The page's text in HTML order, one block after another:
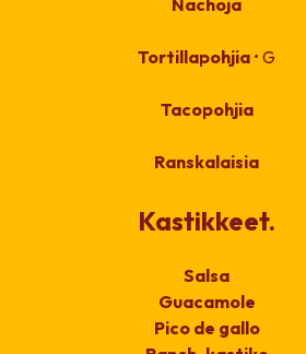
Tortillapohjia • G
Tacopohjia
Ranskalaisia
Kastikkeet.
Salsa
Guacamole
Pico de gallo